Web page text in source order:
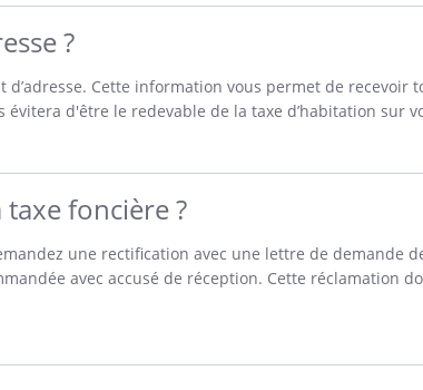
?
Cette information vous permet de recevoir
d'être le redevable de la taxe d’habitation sur
foncière ?
une rectification avec une lettre de demande
avec accusé de réception. Cette réclamation